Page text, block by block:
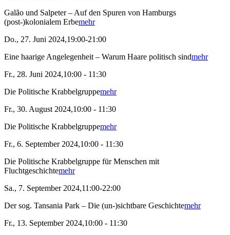
Galão und Salpeter – Auf den Spuren von Hamburgs
(post-)kolonialem Erbemehr
Do., 27. Juni 2024,19:00-21:00
Eine haarige Angelegenheit – Warum Haare politisch sindmehr
Fr., 28. Juni 2024,10:00 - 11:30
Die Politische Krabbelgruppemehr
Fr., 30. August 2024,10:00 - 11:30
Die Politische Krabbelgruppemehr
Fr., 6. September 2024,10:00 - 11:30
Die Politische Krabbelgruppe für Menschen mit
Fluchtgeschichtemehr
Sa., 7. September 2024,11:00-22:00
Der sog. Tansania Park – Die (un-)sichtbare Geschichtemehr
Fr., 13. September 2024,10:00 - 11:30